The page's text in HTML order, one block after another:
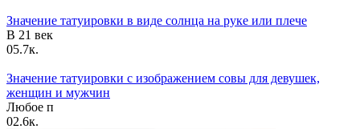
—
Значение татуировки в виде солнца на руке или плече
В 21 век
05.7к.
Значение татуировки с изображением совы для девушек,
женщин и мужчин
Любое п
02.6к.